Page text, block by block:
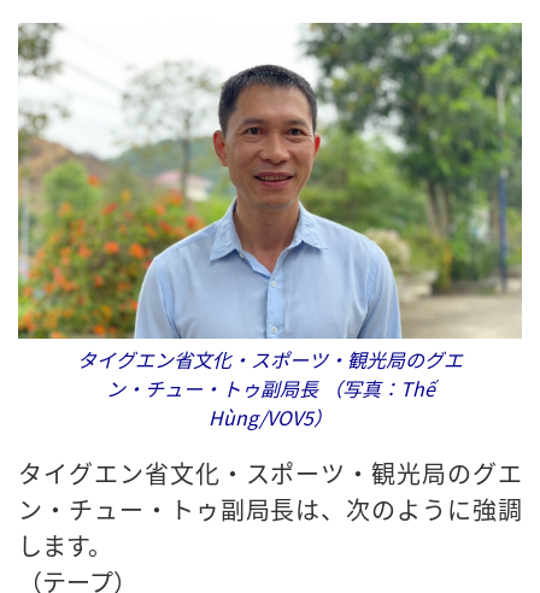
タイグエン省文化・スポーツ・観光局のグエ
ン・チュー・トゥ副局長 （写真：Thế
Hùng/VOV5）
タイグエン省文化・スポーツ・観光局のグエ
ン・チュー・トゥ副局長は、次のように強調
します。
（テープ）